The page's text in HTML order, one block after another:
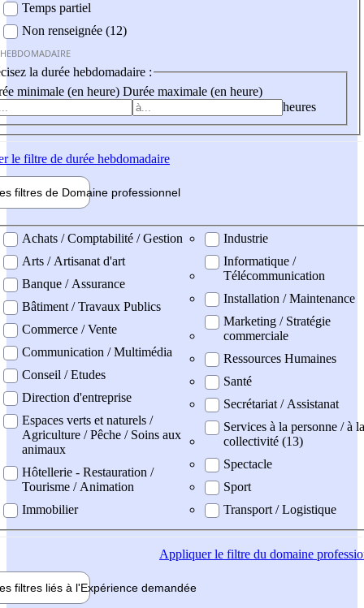
Temps partiel
Non renseignée (12)
la durée hebdomadaire :
minimale (en heure) Durée maximale (en heure)
heures
le filtre de durée hebdomadaire
filtres de Domaine professionnel
professionel
Achats / Comptabilité / Gestion
Arts / Artisanat d'art
Banque / Assurance
Bâtiment / Travaux Publics
Commerce / Vente
Communication / Multimédia
Conseil / Etudes
Direction d'entreprise
Espaces verts et naturels /
Agriculture / Pêche / Soins aux
animaux
Hôtellerie - Restauration /
Tourisme / Animation
Immobilier
Industrie
Informatique /
Télécommunication
Installation / Maintenance
Marketing / Stratégie
commerciale
Ressources Humaines
Santé
Secrétariat / Assistanat
Services à la personne / à la
collectivité (13)
Spectacle
Sport
Transport / Logistique
Appliquerle filtre du domaine
filtres liés à l'Expérience demandée